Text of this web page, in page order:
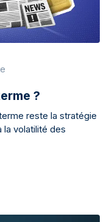
?
reste la stratégie
la volatilité des